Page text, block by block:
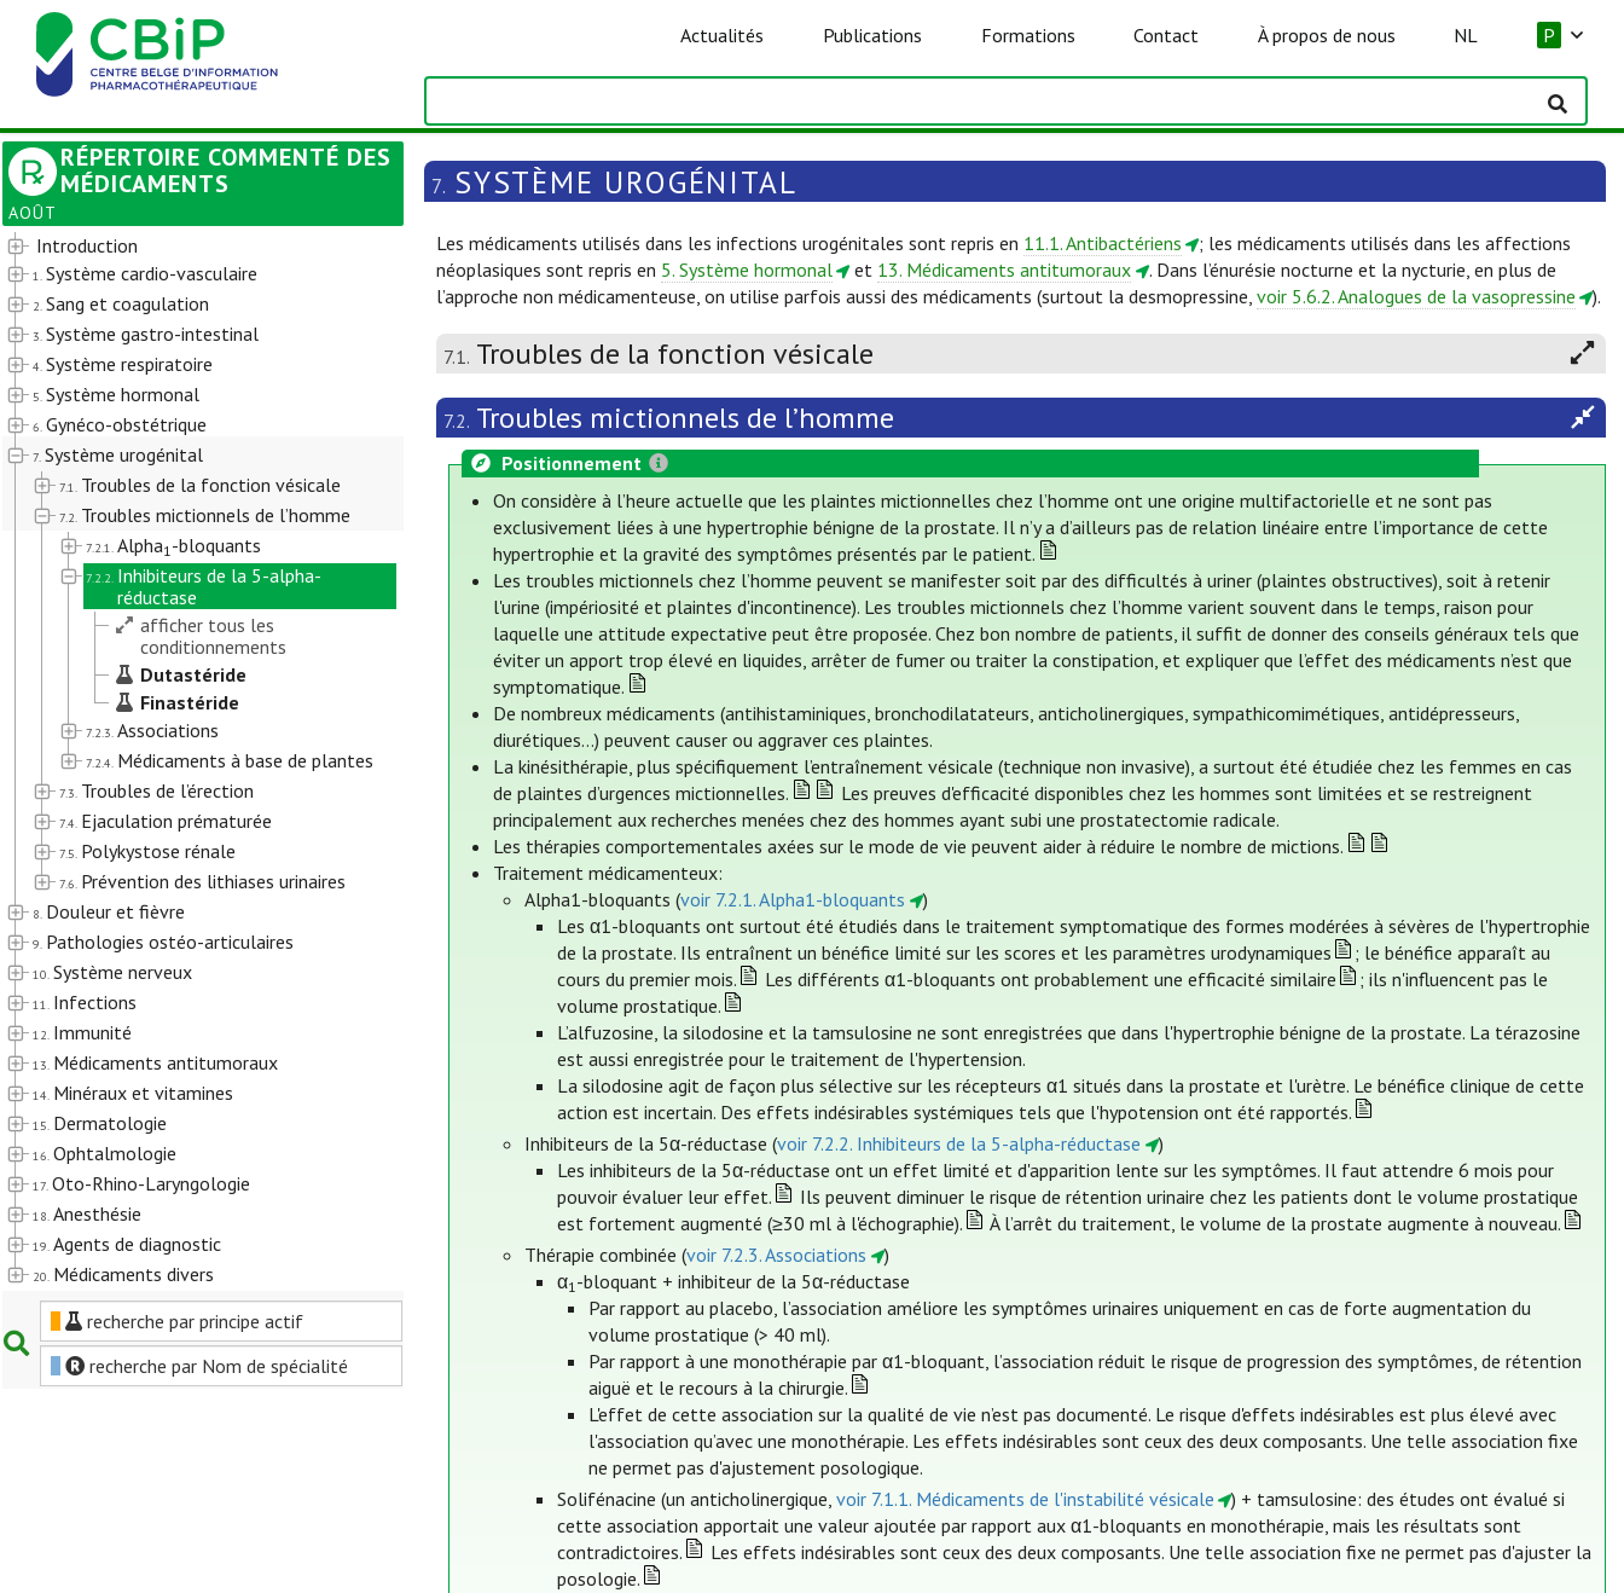
Actualités Publications Formations Contact À propos de nous NL P
RÉPERTOIRE COMMENTÉ DES
MÉDICAMENTS
AOÛT
Introduction
1. Système cardio-vasculaire
2. Sang et coagulation
3. Système gastro-intestinal
4. Système respiratoire
5. Système hormonal
6. Gynéco-obstétrique
7. Système urogénital
7.1. Troubles de la fonction vésicale
7.2. Troubles mictionnels de l’homme
7.2.1. Alpha1-bloquants
7.2.2. Inhibiteurs de la 5-alpha-
réductase
afficher tous les
conditionnements
Dutastéride
Finastéride
7.2.3. Associations
7.2.4. Médicaments à base de plantes
7.3. Troubles de l’érection
7.4. Ejaculation prématurée
7.5. Polykystose rénale
7.6. Prévention des lithiases urinaires
8. Douleur et fièvre
9. Pathologies ostéo-articulaires
10. Système nerveux
11. Infections
12. Immunité
13. Médicaments antitumoraux
14. Minéraux et vitamines
15. Dermatologie
16. Ophtalmologie
17. Oto-Rhino-Laryngologie
18. Anesthésie
19. Agents de diagnostic
20. Médicaments divers
recherche par principe actif
recherche par Nom de spécialité
7. SYSTÈME UROGÉNITAL
Les médicaments utilisés dans les infections urogénitales sont repris en 11.1. Antibactériens
; les médicaments utilisés dans les affections
néoplasiques sont repris en 5. Système hormonal et 13. Médicaments antitumoraux
. Dans l’énurésie nocturne et la nycturie, en plus de
l’approche non médicamenteuse, on utilise parfois aussi des médicaments (surtout la desmopressine, voir 5.6.2. Analogues de la vasopressine ).
7.1. Troubles de la fonction vésicale
7.2. Troubles mictionnels de l’homme
Positionnement
On considère à l’heure actuelle que les plaintes mictionnelles chez l’homme ont une origine multifactorielle et ne sont pas
exclusivement liées à une hypertrophie bénigne de la prostate. Il n’y a d’ailleurs pas de relation linéaire entre l’importance de cette
hypertrophie et la gravité des symptômes présentés par le patient.
Les troubles mictionnels chez l’homme peuvent se manifester soit par des difficultés à uriner (plaintes obstructives), soit à retenir
l'urine (impériosité et plaintes d'incontinence). Les troubles mictionnels chez l’homme varient souvent dans le temps, raison pour
laquelle une attitude expectative peut être proposée. Chez bon nombre de patients, il suffit de donner des conseils généraux tels que
éviter un apport trop élevé en liquides, arrêter de fumer ou traiter la constipation, et expliquer que l’effet des médicaments n’est que
symptomatique.
De nombreux médicaments (antihistaminiques, bronchodilatateurs, anticholinergiques, sympathicomimétiques, antidépresseurs,
diurétiques…) peuvent causer ou aggraver ces plaintes.
La kinésithérapie, plus spécifiquement l’entraînement vésicale (technique non invasive), a surtout été étudiée chez les femmes en cas
de plaintes d’urgences mictionnelles.
Les preuves d'efficacité disponibles chez les hommes sont limitées et se restreignent
principalement aux recherches menées chez des hommes ayant subi une prostatectomie radicale.
Les thérapies comportementales axées sur le mode de vie peuvent aider à réduire le nombre de mictions.
Traitement médicamenteux:
Alpha1-bloquants (voir 7.2.1. Alpha1-bloquants
)
Les α1-bloquants ont surtout été étudiés dans le traitement symptomatique des formes modérées à sévères de l'hypertrophie
de la prostate. Ils entraînent un bénéfice limité sur les scores et les paramètres urodynamiques
; le bénéfice apparaît au
cours du premier mois.
Les différents α1-bloquants ont probablement une efficacité similaire
; ils n'influencent pas le
volume prostatique.
L’alfuzosine, la silodosine et la tamsulosine ne sont enregistrées que dans l'hypertrophie bénigne de la prostate. La térazosine
est aussi enregistrée pour le traitement de l'hypertension.
La silodosine agit de façon plus sélective sur les récepteurs α1 situés dans la prostate et l'urètre. Le bénéfice clinique de cette
action est incertain. Des effets indésirables systémiques tels que l'hypotension ont été rapportés.
Inhibiteurs de la 5α-réductase (voir 7.2.2. Inhibiteurs de la 5-alpha-réductase
)
Les inhibiteurs de la 5α-réductase ont un effet limité et d'apparition lente sur les symptômes. Il faut attendre 6 mois pour
pouvoir évaluer leur effet.
Ils peuvent diminuer le risque de rétention urinaire chez les patients dont le volume prostatique
est fortement augmenté (≥30 ml à l'échographie).
À l’arrêt du traitement, le volume de la prostate augmente à nouveau.
Thérapie combinée (voir 7.2.3. Associations
)
α1-bloquant + inhibiteur de la 5α-réductase
Par rapport au placebo, l’association améliore les symptômes urinaires uniquement en cas de forte augmentation du
volume prostatique (> 40 ml).
Par rapport à une monothérapie par α1-bloquant, l’association réduit le risque de progression des symptômes, de rétention
aiguë et le recours à la chirurgie.
L'effet de cette association sur la qualité de vie n’est pas documenté. Le risque d'effets indésirables est plus élevé avec
l'association qu’avec une monothérapie. Les effets indésirables sont ceux des deux composants. Une telle association fixe
ne permet pas d'ajustement posologique.
Solifénacine (un anticholinergique, voir 7.1.1. Médicaments de l'instabilité vésicale
) + tamsulosine: des études ont évalué si
cette association apportait une valeur ajoutée par rapport aux α1-bloquants en monothérapie, mais les résultats sont
contradictoires.
Les effets indésirables sont ceux des deux composants. Une telle association fixe ne permet pas d'ajuster la
posologie.